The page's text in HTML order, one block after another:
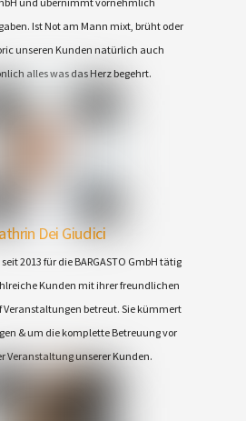
Ist Not am Mann mixt, brüht oder
unseren Kunden natürlich auch
alles was das Herz begehrt.
Dei Giudici
2013 für die BARGASTO GmbH tätig
Kunden mit ihrer freundlichen
Veranstaltungen betreut. Sie kümmert
& um die komplette Betreuung vor
Veranstaltung unserer Kunden.